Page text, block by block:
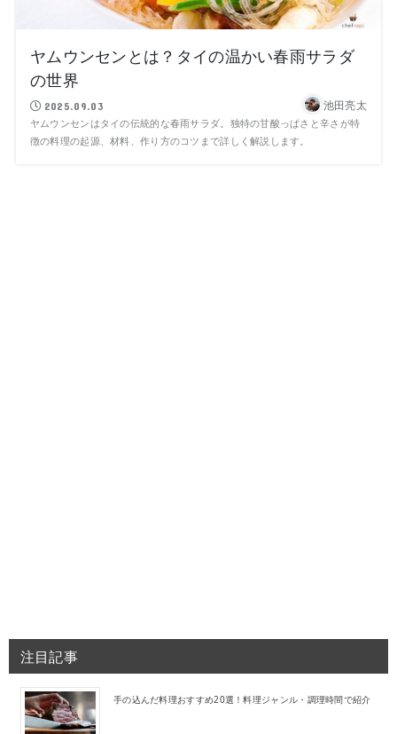
ヤムウンセンとは？タイの温かい春雨サラダ
の世界
2025.09.03 池田亮太
ヤムウンセンはタイの伝統的な春雨サラダ。独特の甘酸っぱさと辛さが特
徴の料理の起源、材料、作り方のコツまで詳しく解説します。
注目記事
手の込んだ料理おすすめ20選！料理ジャンル・調理時間で紹介